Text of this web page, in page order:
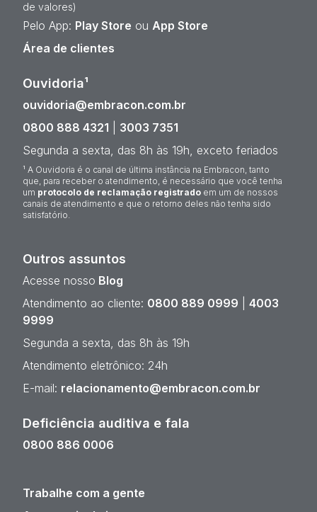
de valores)
Pelo App: Play Store ou App Store
Área de clientes
Ouvidoria¹
ouvidoria@embracon.com.br
0800 888 4321
3003 7351
Segunda a sexta, das 8h às 19h, exceto feriados
¹ A Ouvidoria é o canal de última instância na Embracon, tanto
que, para receber o atendimento, é necessário que você tenha
um protocolo de reclamação registrado em um de nossos
canais de atendimento e que o retorno deles não tenha sido
satisfatório.
Outros assuntos
Acesse nosso Blog
Atendimento ao cliente: 0800 889 0999
4003
9999
Segunda a sexta, das 8h às 19h
Atendimento eletrônico: 24h
E-mail: relacionamento@embracon.com.br
Deficiência auditiva e fala
0800 886 0006
Trabalhe com a gente